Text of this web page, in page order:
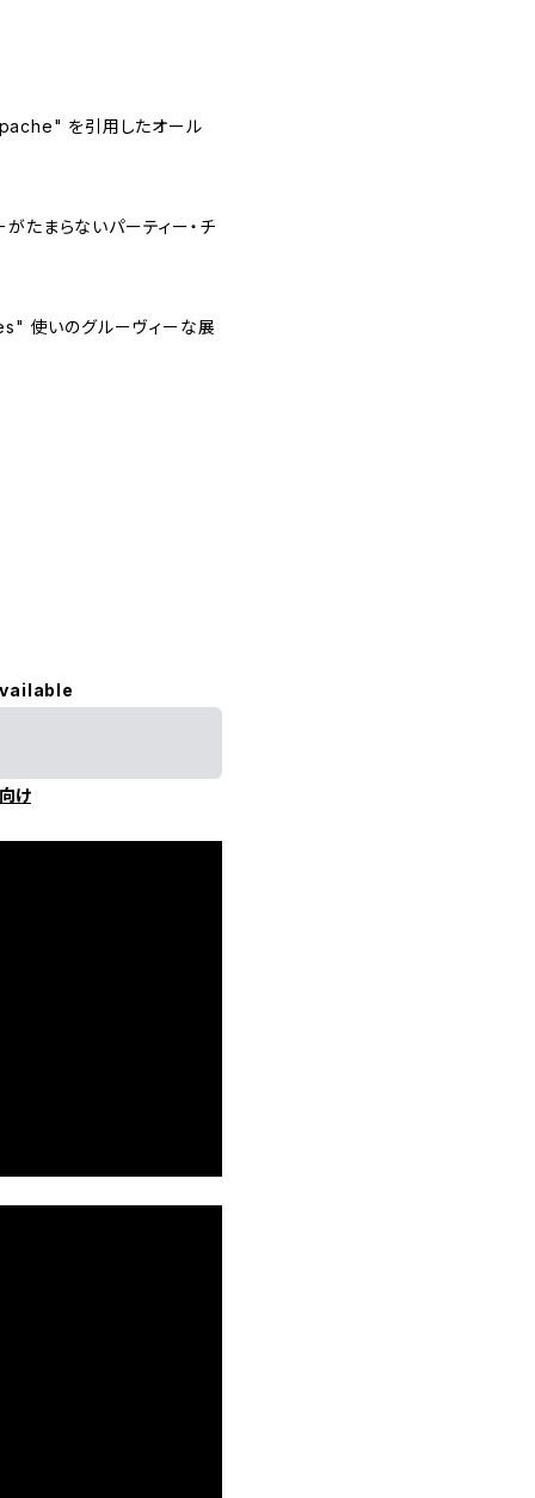
を引用したオール
がたまらないパーティー・チ
いのグルーヴィーな展
け